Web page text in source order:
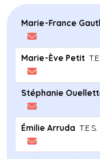
Marie-France
Marie-Ève Petit
Stéphanie
Émilie Arruda T.E.S.